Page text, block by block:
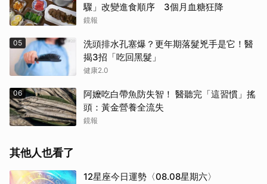
驟」改變進食順序 3個月血糖狂降
鏡報
05
洗頭排水孔塞爆？更年期落髮兇手是它！醫
揭3招「吃回黑髮」
健康2.0
06
阿嬤吃白帶魚防失智！ 醫聽完「這習慣」搖
頭：黃金營養全流失
鏡報
其他人也看了
12星座今日運勢〈08.08星期六〉